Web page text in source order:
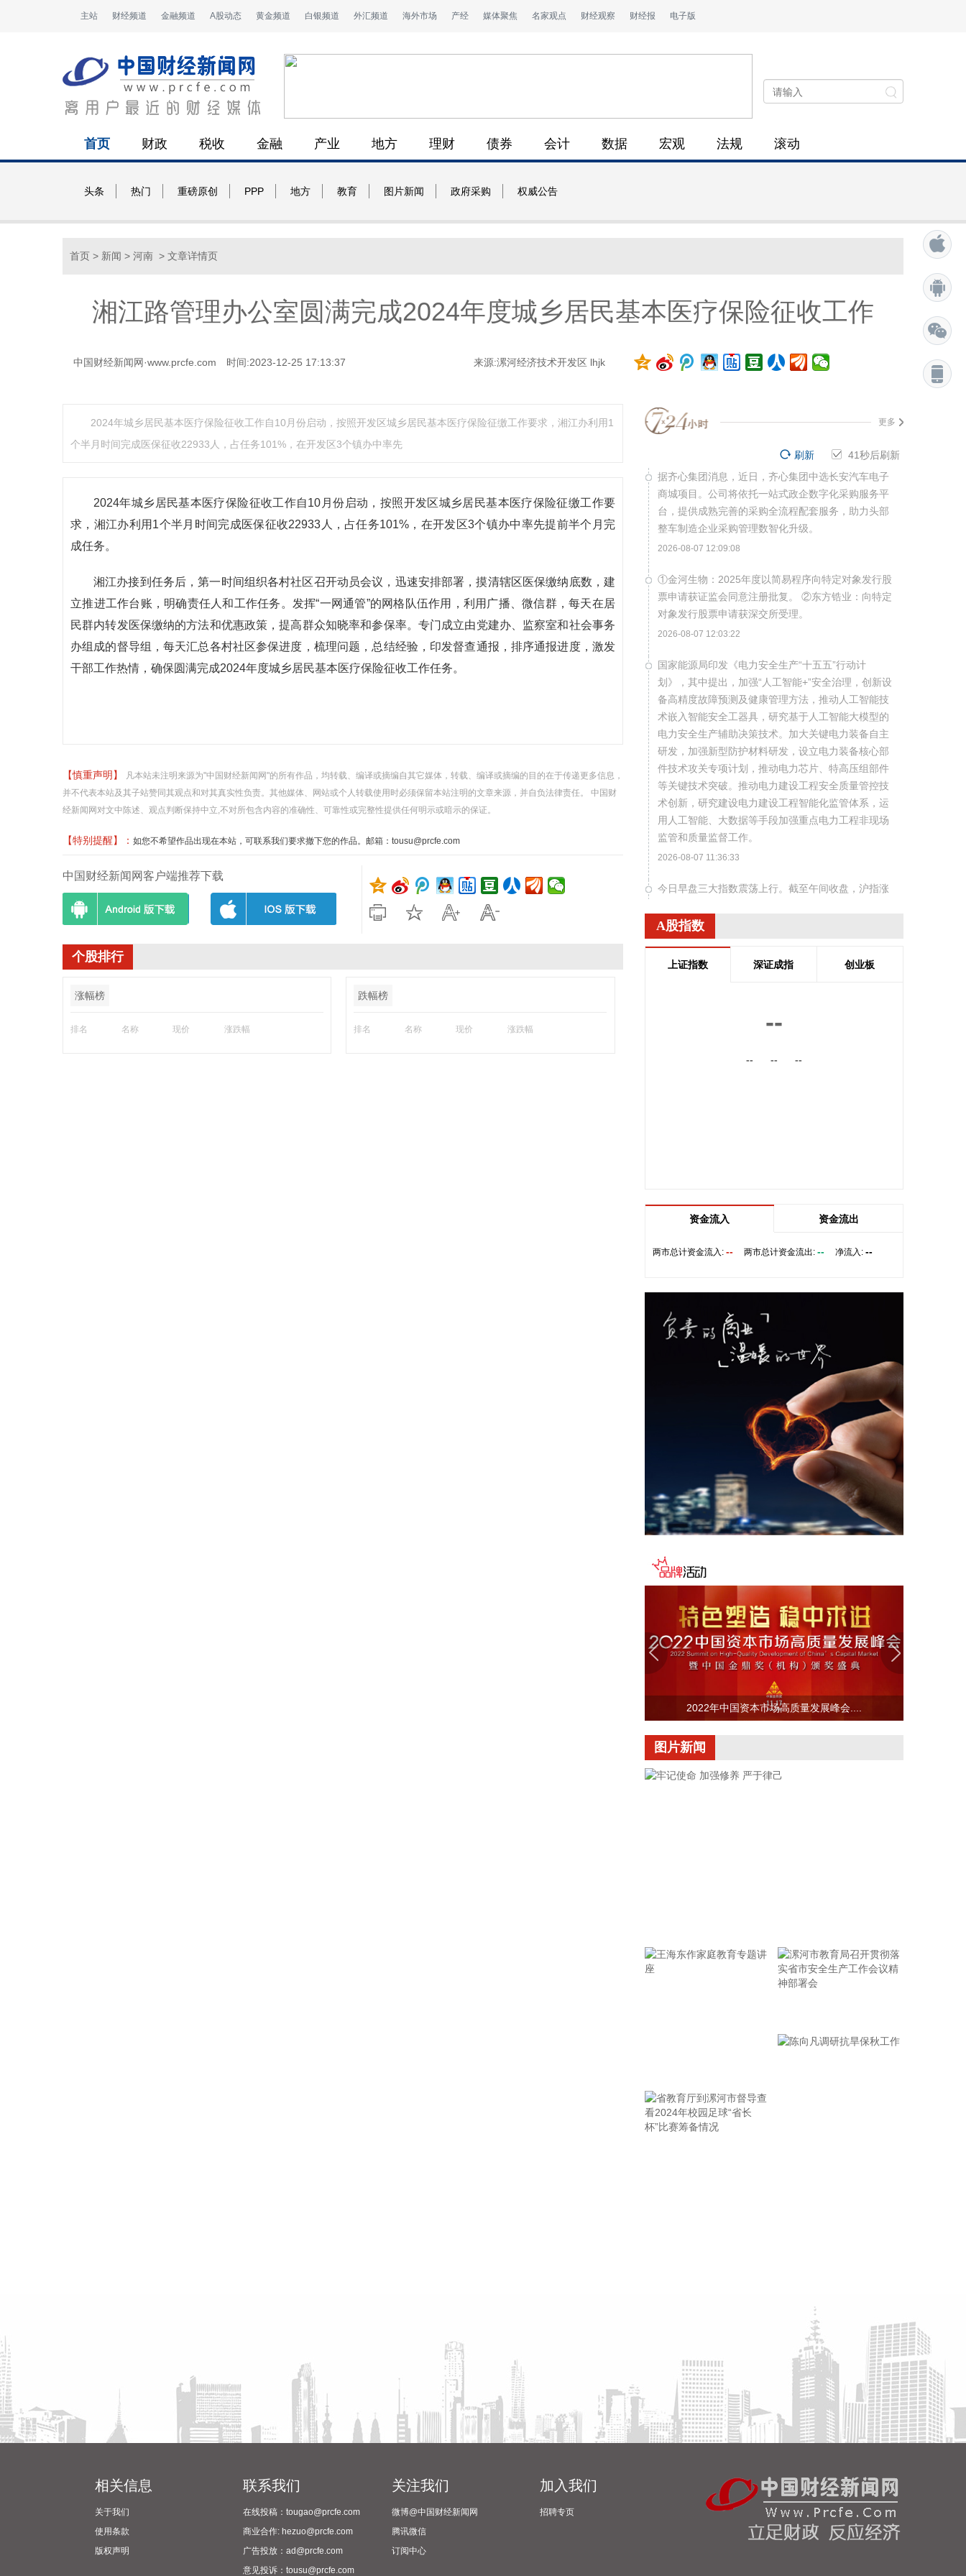
主站 财经频道 金融频道 A股动态 黄金频道 白银频道 外汇频道 海外市场 产经 媒体聚焦 名家观点 财经观察 财经报 电子版
首页 财政 税收 金融 产业 地方 理财 债券 会计 数据 宏观 法规 滚动
头条 热门 重磅原创 PPP 地方 教育 图片新闻 政府采购 权威公告
首页 > 新闻 > 河南 > 文章详情页
湘江路管理办公室圆满完成2024年度城乡居民基本医疗保险征收工作
中国财经新闻网·www.prcfe.com 时间:2023-12-25 17:13:37 来源:漯河经济技术开发区 lhjk
2024年城乡居民基本医疗保险征收工作自10月份启动，按照开发区城乡居民基本医疗保险征缴工作要求，湘江办利用1
个半月时间完成医保征收22933人，占任务101%，在开发区3个镇办中率先
2024年城乡居民基本医疗保险征收工作自10月份启动，按照开发区城乡居民基本医疗保险征缴工作要
求，湘江办利用1个半月时间完成医保征收22933人，占任务101%，在开发区3个镇办中率先提前半个月完
成任务。
湘江办接到任务后，第一时间组织各村社区召开动员会议，迅速安排部署，摸清辖区医保缴纳底数，建
立推进工作台账，明确责任人和工作任务。发挥“一网通管”的网格队伍作用，利用广播、微信群，每天在居
民群内转发医保缴纳的方法和优惠政策，提高群众知晓率和参保率。专门成立由党建办、监察室和社会事务
办组成的督导组，每天汇总各村社区参保进度，梳理问题，总结经验，印发督查通报，排序通报进度，激发
干部工作热情，确保圆满完成2024年度城乡居民基本医疗保险征收工作任务。
【慎重声明】
凡本站未注明来源为"中国财经新闻网"的所有作品，均转载、编译或摘编自其它媒体，转载、编译或摘编的目的在于传递更多信息，
并不代表本站及其子站赞同其观点和对其真实性负责。其他媒体、网站或个人转载使用时必须保留本站注明的文章来源，并自负法律责任。 中国财
经新闻网对文中陈述、观点判断保持中立,不对所包含内容的准确性、可靠性或完整性提供任何明示或暗示的保证。
【特别提醒】： 如您不希望作品出现在本站，可联系我们要求撤下您的作品。邮箱：tousu@prcfe.com
中国财经新闻网客户端推荐下载
个股排行
涨幅榜
排名 名称 现价 涨跌幅
跌幅榜
排名 名称 现价 涨跌幅
更多
40秒后刷新
刷新
据齐心集团消息，近日，齐心集团中选长安汽车电子
商城项目。公司将依托一站式政企数字化采购服务平
台，提供成熟完善的采购全流程配套服务，助力头部
整车制造企业采购管理数智化升级。
2026-08-07 12:09:08
①金河生物：2025年度以简易程序向特定对象发行股
票申请获证监会同意注册批复。 ②东方锆业：向特定
对象发行股票申请获深交所受理。
2026-08-07 12:03:22
国家能源局印发《电力安全生产“十五五”行动计
划》，其中提出，加强“人工智能+”安全治理，创新设
备高精度故障预测及健康管理方法，推动人工智能技
术嵌入智能安全工器具，研究基于人工智能大模型的
电力安全生产辅助决策技术。加大关键电力装备自主
研发，加强新型防护材料研发，设立电力装备核心部
件技术攻关专项计划，推动电力芯片、特高压组部件
等关键技术突破。推动电力建设工程安全质量管控技
术创新，研究建设电力建设工程智能化监管体系，运
用人工智能、大数据等手段加强重点电力工程非现场
监管和质量监督工作。
2026-08-07 11:36:33
今日早盘三大指数震荡上行。截至午间收盘，沪指涨
面上，CRO概念走强，百花医药4连板；PCB概念掀
涨停潮，景旺电子、红板科技等多股涨停；稀土永磁
概念活跃，中国稀土等涨停。另外，CPO概念、小金
2026-08-07 11:32:14
据扬子江船业7日消息，扬子江船业近日发布2026年
核心造船业务占总营收比重约94%；毛利润达63亿
元，同比增长42.8%；实现净利润54亿元，同比增长
企查查APP显示，近日，杭州天铁智算科技有限公司
成立，经营范围包含人工智能硬件销售；基于云平台
的业务外包服务；人工智能基础资源与技术平台；集
成电路芯片设计及服务；集成电路销售等。企查查股
权穿透显示，该公司由天铁科技(300587)等共同持
2026-08-07 10:55:32
价）同比增23.9%，进口同比增27.5%，贸易顺差
1125亿美元。
据网宿科技消息，近日，网宿科技与趋境科技宣布达
成深度战略合作。双方将面向企业级AI推理市场，整
合技术与资源优势，共同打造高性价比、高品质、高
可靠的AI Token生产体系，助力AI应用向更多行业、
更深场景规模化落地。
2026-08-07 10:48:11
海关总署今天公布统计数据显示，今年前7个月：我
国民营企业进出口17.16万亿元，同比增长了
17.2%，占我国进出口总值的56.9%，继续保持第一
接关系群众身体健康和民生福祉。乙基麦芽酚是人工
合成的食品增香添加剂，长期摄入违规添加的乙基麦
芽酚，存在食品安全风险。根据我国食品添加剂使用
油、过期翻新油脂中非法添加乙基麦芽酚，掩盖油脂
高额不法收益的目的。新发布的补充检验方法优化了
检测流程，适配大豆油、花生油、芝麻油等主流食用
植物油品类，具备检出限低、抗干扰性强、结果稳定
其中：电动汽车、锂电池、风力发电机组等绿色低碳
产品分别增长71.2%，35.8%，34.8%。3D打印机、
工业机器人、船舶分别出口112亿元、73.4亿元、
2681.4亿元，分别增长1.1倍、13.2%、32.7%。
2026-08-07 10:38:13
海关总署今天公布统计数据显示，今年前7个月，我
国货物贸易进出口总值30.13万亿元，同比增长了
2026-08-07 10:34:36
据中电鑫龙消息，近日，中电鑫龙签订淮安涟水国际
机场航站区改扩建工程项目合同。此次合作，公司将
A股指数
上证指数 深证成指 创业板
--
-- -- --
资金流入 资金流出
两市总计资金流入: -- 两市总计资金流出: -- 净流入: --
2022年中国资本市场高质量发展峰会....
图片新闻
座
实省市安全生产工作会议
相关信息
关于我们
使用条款
版权声明
联系我们
在线投稿：tougao@prcfe.com
商业合作: hezuo@prcfe.com
广告投放：ad@prcfe.com
意见投诉：tousu@prcfe.com
关注我们
微博@中国财经新闻网
腾讯微信
订阅中心
加入我们
招聘专页